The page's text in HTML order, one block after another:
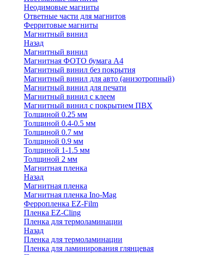
Неодимовые магниты
Ответные части для магнитов
Ферритовые магниты
Магнитный винил
Назад
Магнитный винил
Магнитная ФОТО бумага А4
Магнитный винил без покрытия
Магнитный винил для авто (анизотропный)
Магнитный винил для печати
Магнитный винил с клеем
Магнитный винил с покрытием ПВХ
Толщиной 0.25 мм
Толщиной 0.4-0.5 мм
Толщиной 0.7 мм
Толщиной 0.9 мм
Толщиной 1-1.5 мм
Толщиной 2 мм
Магнитная пленка
Назад
Магнитная пленка
Магнитная пленка Ino-Mag
Ферропленка EZ-Film
Пленка EZ-Cling
Пленка для термоламинации
Назад
Пленка для термоламинации
Пленка для ламинирования глянцевая